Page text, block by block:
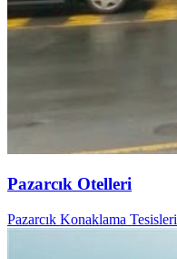
Pazarcık Otelleri
Pazarcık Konaklama Tesisleri